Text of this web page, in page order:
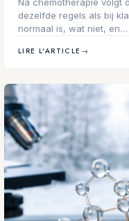
dezelfde regels als bij
normaal is, wat niet, en…
LIRE L'ARTICLE →